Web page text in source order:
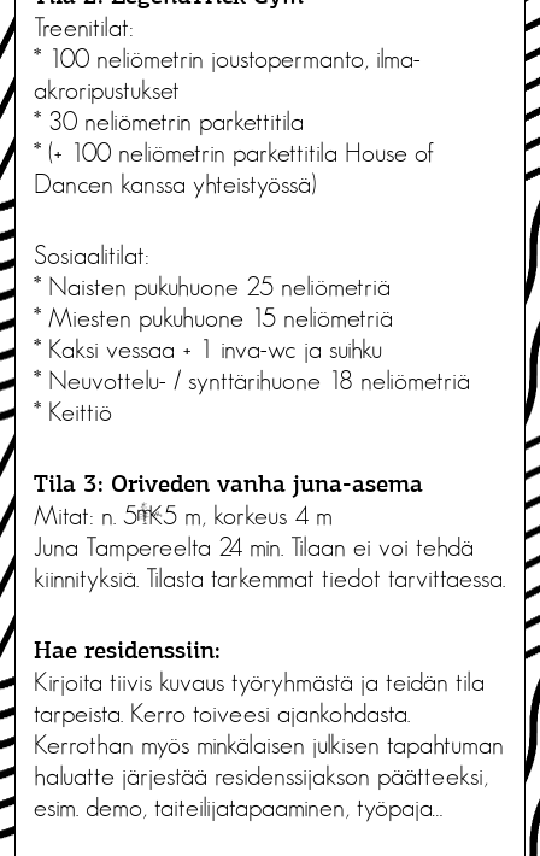
Treenitilat:
* 100 neliömetrin joustopermanto, ilma-
akroripustukset
* 30 neliömetrin parkettitila
* (+ 100 neliömetrin parkettitila House of
Dancen kanssa yhteistyössä)
Sosiaalitilat:
* Naisten pukuhuone 25 neliömetriä
* Miesten pukuhuone 15 neliömetriä
* Kaksi vessaa + 1 inva-wc ja suihku
* Neuvottelu- / synttärihuone 18 neliömetriä
* Keittiö
Tila 3: Oriveden vanha juna-asema
Mitat: n. 5×5 m, korkeus 4 m
Juna Tampereelta 24 min. Tilaan ei voi tehdä
kiinnityksiä. Tilasta tarkemmat tiedot tarvittaessa.
Hae residenssiin:
Kirjoita tiivis kuvaus työryhmästä ja teidän tila
tarpeista. Kerro toiveesi ajankohdasta.
Kerrothan myös minkälaisen julkisen tapahtuman
haluatte järjestää residenssijakson päätteeksi,
esim. demo, taiteilijatapaaminen, työpaja…